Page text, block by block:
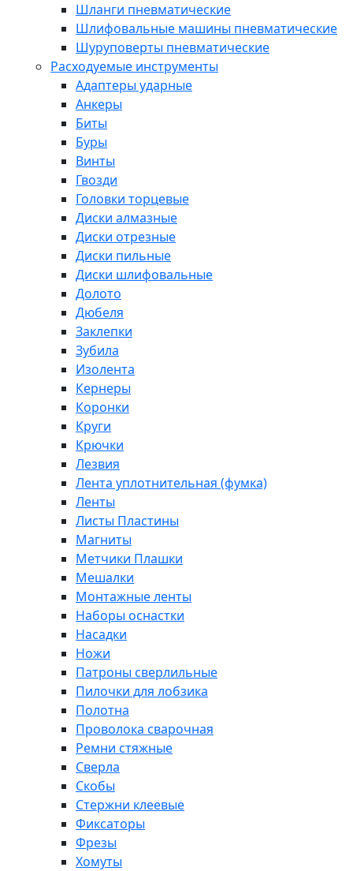
Шланги пневматические
Шлифовальные машины пневматические
Шуруповерты пневматические
Расходуемые инструменты
Адаптеры ударные
Анкеры
Биты
Буры
Винты
Гвозди
Головки торцевые
Диски алмазные
Диски отрезные
Диски пильные
Диски шлифовальные
Долото
Дюбеля
Заклепки
Зубила
Изолента
Кернеры
Коронки
Круги
Крючки
Лезвия
Лента уплотнительная (фумка)
Ленты
Листы Пластины
Магниты
Метчики Плашки
Мешалки
Монтажные ленты
Наборы оснастки
Насадки
Ножи
Патроны сверлильные
Пилочки для лобзика
Полотна
Проволока сварочная
Ремни стяжные
Сверла
Скобы
Стержни клеевые
Фиксаторы
Фрезы
Хомуты